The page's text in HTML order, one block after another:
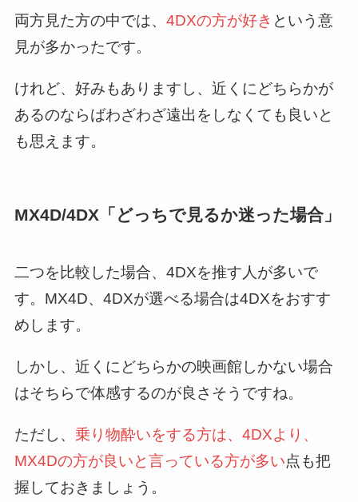
両方見た方の中では、 4DXの方が好き という意
見が多かったです。
けれど、好みもありますし、近くにどちらかが
あるのならばわざわざ遠出をしなくても良いと
も思えます。
MX4D/4DX「どっちで見るか迷った場合」
二つを比較した場合、4DXを推す人が多いで
す。MX4D、4DXが選べる場合は4DXをおすす
めします。
しかし、近くにどちらかの映画館しかない場合
はそちらで体感するのが良さそうですね。
ただし、 乗り物酔いをする方は、4DXより、
MX4Dの方が良いと言っている方が多い点も把
握しておきましょう。